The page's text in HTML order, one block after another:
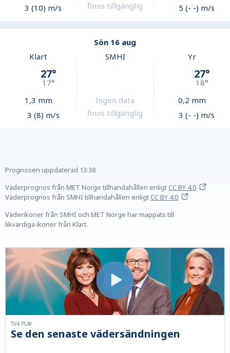
3 (10) m/s
finns tillgänglig
5 (- -) m/s
Sön 16 aug
Klart
27°
17°
1,3 mm
3 (8) m/s
SMHI
Ingen data
finns tillgänglig
Yr
27°
18°
0,2 mm
3 (- -) m/s
Prognosen uppdaterad 13:38
Väderprognos från MET Norge tillhandahållen enligtCC BY 4.0
Väderprognos från SMHI tillhandahållen enligtCC BY 4.0
Väderikoner från SMHI och MET Norge har mappats till
likvärdiga ikoner från Klart.
Se den senaste vädersändningen
TV4 PLAY